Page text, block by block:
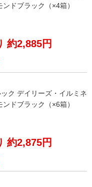
ドブラック（×4箱）
約2,885円
ク デイリーズ・イルミネ
ドブラック（×6箱）
約2,875円